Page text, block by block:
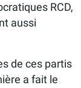
RCD,
aussi
de ces partis
a fait le